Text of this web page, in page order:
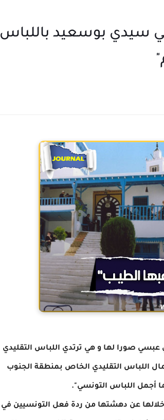
سيدي بوسعيد باللباس
عبسي صورا لها و هي ترتدي اللباس التقليدي
اللباس التقليدي الخاص بمنطقة الجنوب
أجمل اللباس التونسي".
عن دهشتها من ردة فعل التونسيين في